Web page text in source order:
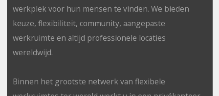
werkplek voor hun mensen te vinden. We bieden
keuze, flexibiliteit, community, aangepaste
werkruimte en altijd professionele locaties
wereldwijd.
Binnen het grootste netwerk van flexibele